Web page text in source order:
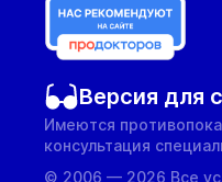
Версия для
Имеются
консультация
© 2006 — 2026 Все